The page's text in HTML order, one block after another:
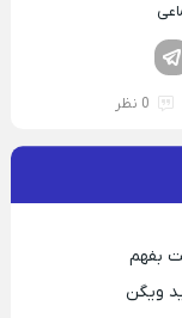
لینکدین
0 نظر
بفهم
ویگن